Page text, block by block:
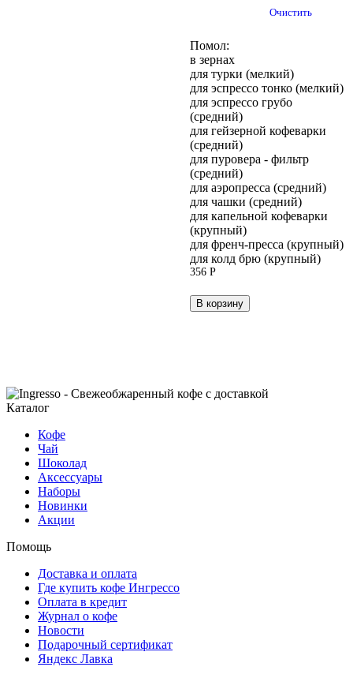
Очистить
Помол:
в зернах
для турки (мелкий)
для эспрессо тонко (мелкий)
для эспрессо грубо
(средний)
для гейзерной кофеварки
(средний)
для пуровера - фильтр
(средний)
для аэропресса (средний)
для чашки (средний)
для капельной кофеварки
(крупный)
для френч-пресса (крупный)
для колд брю (крупный)
356 Р
В корзину
Каталог
Кофе
Чай
Шоколад
Аксессуары
Наборы
Новинки
Акции
Помощь
Доставка и оплата
Где купить кофе Ингрессо
Оплата в кредит
Журнал о кофе
Новости
Подарочный сертификат
Яндекс Лавка